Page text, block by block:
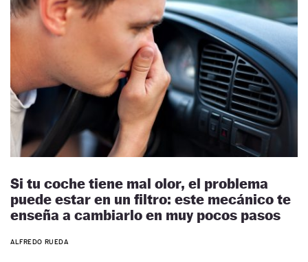
Si tu coche tiene mal olor, el problema
puede estar en un filtro: este mecánico te
enseña a cambiarlo en muy pocos pasos
ALFREDO RUEDA